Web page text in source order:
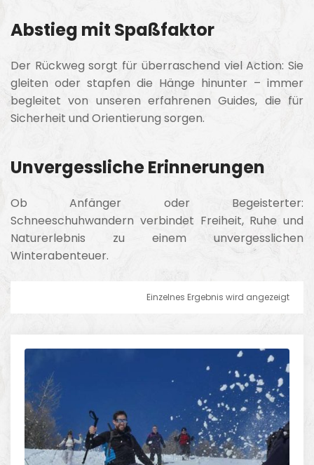
Abstieg mit Spaßfaktor
Der Rückweg sorgt für überraschend viel Action: Sie
gleiten oder stapfen die Hänge hinunter – immer
begleitet von unseren erfahrenen Guides, die für
Sicherheit und Orientierung sorgen.
Unvergessliche Erinnerungen
Ob Anfänger oder Begeisterter:
Schneeschuhwandern verbindet Freiheit, Ruhe und
Naturerlebnis zu einem unvergesslichen
Winterabenteuer.
Einzelnes Ergebnis wird angezeigt